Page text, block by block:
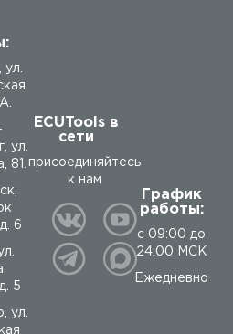
ул.
ул.
81.
6
5
ул.
ECUTools в
сети
присоединяйтесь
к нам
График
работы:
с 09:00 до
24:00 МСК
Ежедневно